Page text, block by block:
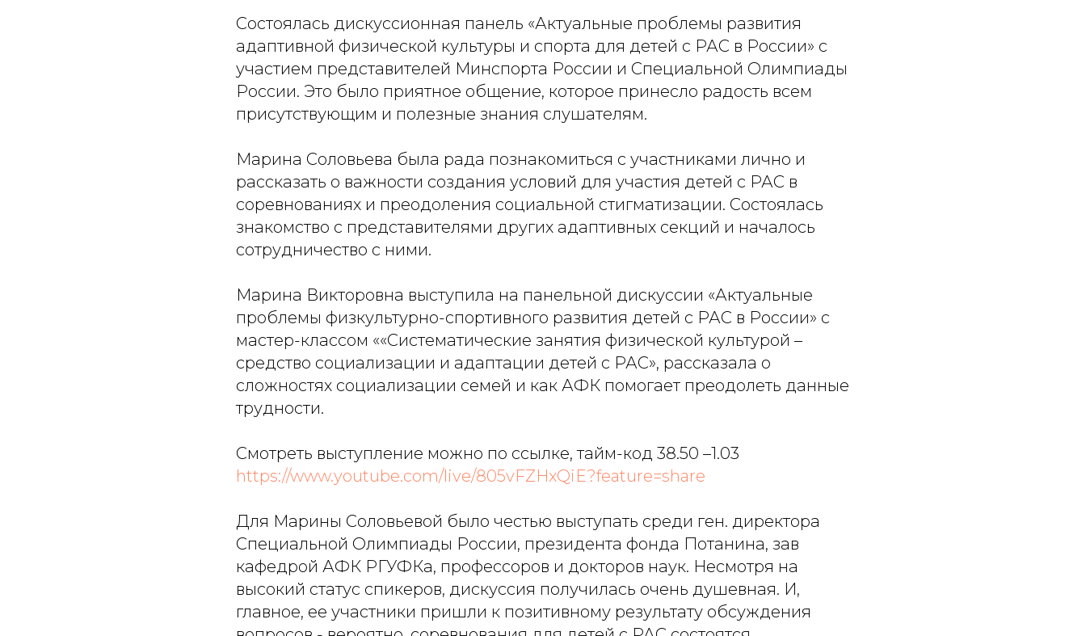
Состоялась дискуссионная панель «Актуальные проблемы развития
адаптивной физической культуры и спорта для детей с РАС в России» с
участием представителей Минспорта России и Специальной Олимпиады
России. Это было приятное общение, которое принесло радость всем
присутствующим и полезные знания слушателям.
Марина Соловьева была рада познакомиться с участниками лично и
рассказать о важности создания условий для участия детей с РАС в
соревнованиях и преодоления социальной стигматизации. Состоялась
знакомство с представителями других адаптивных секций и началось
сотрудничество с ними.
Марина Викторовна выступила на панельной дискуссии «Актуальные
проблемы физкультурно-спортивного развития детей с РАС в России» с
мастер-классом ««Систематические занятия физической культурой –
средство социализации и адаптации детей с РАС», рассказала о
сложностях социализации семей и как АФК помогает преодолеть данные
трудности.
Смотреть выступление можно по ссылке, тайм-код 38.50 –1.03
https://www.youtube.com/live/805vFZHxQiE?feature=share
Для Марины Соловьевой было честью выступать среди ген. директора
Специальной Олимпиады России, президента фонда Потанина, зав
кафедрой АФК РГУФКа, профессоров и докторов наук. Несмотря на
высокий статус спикеров, дискуссия получилась очень душевная. И,
главное, ее участники пришли к позитивному результату обсуждения